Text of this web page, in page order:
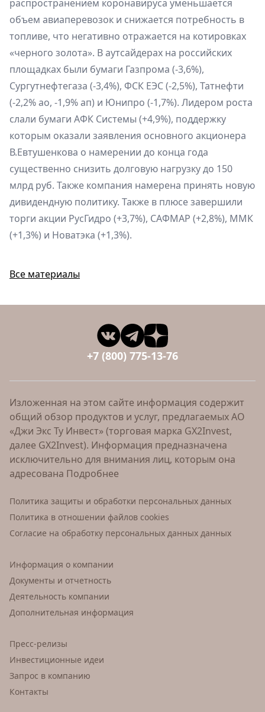
распространением коронавируса уменьшается
объем авиаперевозок и снижается потребность в
топливе, что негативно отражается на котировках
«черного золота». В аутсайдерах на российских
площадках были бумаги Газпрома (-3,6%),
Сургутнефтегаза (-3,4%), ФСК ЕЭС (-2,5%), Татнефти
(-2,2% ао, -1,9% ап) и Юнипро (-1,7%). Лидером роста
слали бумаги АФК Системы (+4,9%), поддержку
которым оказали заявления основного акционера
В.Евтушенкова о намерении до конца года
существенно снизить долговую нагрузку до 150
млрд руб. Также компания намерена принять новую
дивидендную политику. Также в плюсе завершили
торги акции РусГидро (+3,7%), САФМАР (+2,8%), ММК
(+1,3%) и Новатэка (+1,3%).
Все материалы
+7 (800) 775-13-76
Изложенная на этом сайте информация содержит
общий обзор продуктов и услуг, предлагаемых АО
«Джи Экс Ту Инвест» (торговая марка GX2Invest,
далее GX2Invest). Информация предназначена
исключительно для внимания лиц, которым она
адресована Подробнее
Политика защиты и обработки персональных данных
Политика в отношении файлов cookies
Согласие на обработку персональных данных данных
Информация о компании
Документы и отчетность
Деятельность компании
Дополнительная информация
Пресс-релизы
Инвестиционные идеи
Запрос в компанию
Контакты